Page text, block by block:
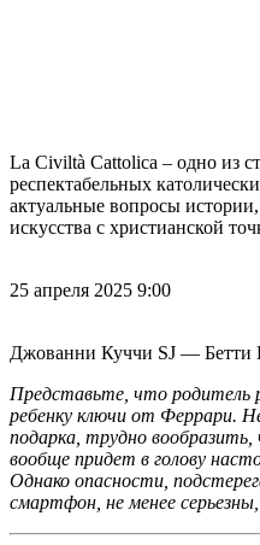
La Civiltà Cattolica – одно из
респектабельных
актуальные вопросы
искусства с христианской
25 апреля 2025 9:00
Джованни Куччи SJ — Бетти
Представьте, что родитель
ребенку ключи от Феррари.
подарка, трудно вообразить,
вообще придет в голову
Однако опасности,
смартфон, не менее